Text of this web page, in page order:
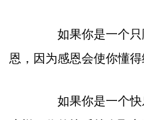
如果你是一个只
恩，因为感恩会使你懂
如果你是一个快